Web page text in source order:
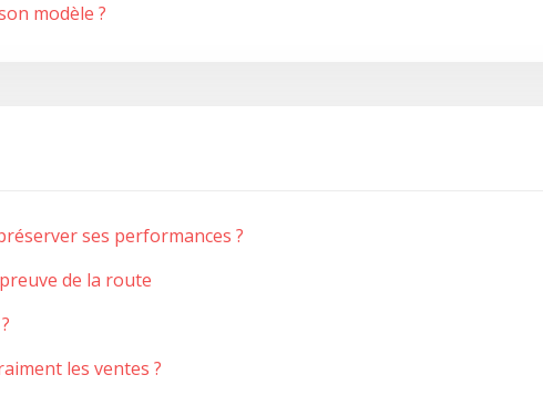
modèle ?
ses performances ?
de la route
les ventes ?